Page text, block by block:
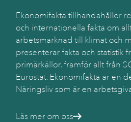
Ekonomifakta tillhandahåller
och internationella fakta om
arbetsmarknad till klimat och
presenterar fakta och statistik
primärkällor, framför allt från
Eurostat. Ekonomifakta är en
Näringsliv som är en
Läs mer om oss